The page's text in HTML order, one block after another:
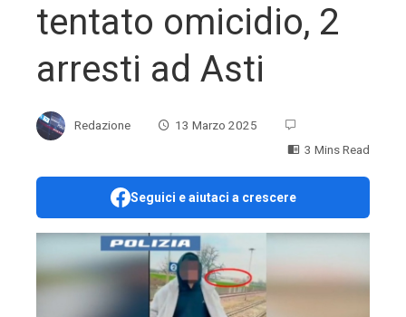
tentato omicidio, 2
arresti ad Asti
Redazione
13 Marzo 2025
3 Mins Read
Seguici e aiutaci a crescere